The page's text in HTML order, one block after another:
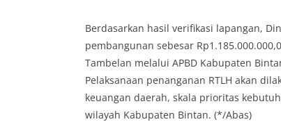
Berdasarkan hasil verifikasi lapangan,
pembangunan sebesar
Tambelan melalui APBD Kabupaten
Pelaksanaan penanganan RTLH akan
keuangan daerah, skala prioritas
wilayah Kabupaten Bintan. (*/Abas)